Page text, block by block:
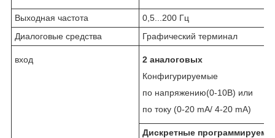
Выходная частота
0,5...200 Гц
Диалоговые средства
Графический терминал
вход
2 аналоговых
Конфигурируемые
по напряжению(0-10B) или
по току (0-20 mA/ 4-20 mA)
Дискретные